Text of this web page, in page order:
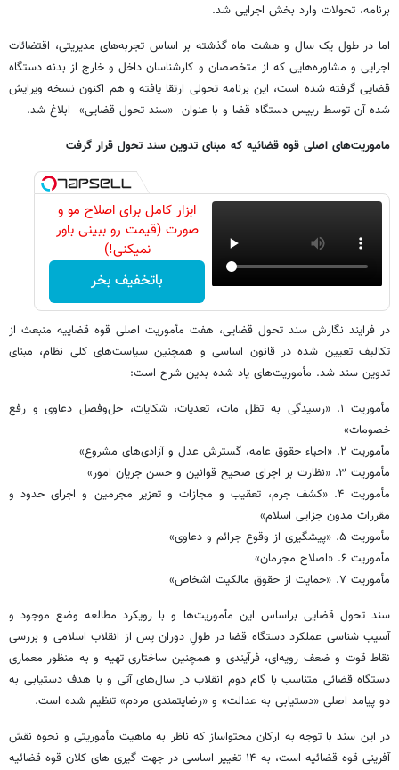
برنامه، تحولات وارد بخش اجرایی شد.
اما در طول یک سال و هشت ماه گذشته بر اساس تجربه‌های مدیریتی، اقتضائات
اجرایی و مشاوره‌هایی که از متخصصان و کارشناسان داخل و خارج از بدنه دستگاه
قضایی گرفته شده است، این برنامه‌ تحولی ارتقا یافته و هم اکنون نسخه ویرایش
شده‌ آن توسط رییس دستگاه قضا و با عنوان «سند تحول قضایی» ابلاغ شد.
ماموریت‌های اصلی قوه قضائیه که مبنای تدوین سند تحول قرار گرفت
ابزار کامل برای اصلاح مو و
صورت (قیمت رو ببینی باور
نمیکنی!)
باتخفیف بخر
در فرایند نگارش سند تحول قضایی، هفت مأموریت اصلی قوه قضاییه منبعث از
تکالیف تعیین شده در قانون اساسی و همچنین سیاست‌های کلی نظام، مبنای
تدوین سند شد. مأموریت‌های یاد شده بدین شرح است:
مأموریت ۱. «رسیدگی به تظل مات، تعدیات، شکایات، حل‌وفصل دعاوی و رفع
خصومات»
مأموریت ۲. «احیاء حقوق عامه، گسترش عدل و آزادی‌های مشروع»
مأموریت ۳. «نظارت بر اجرای صحیح قوانین و حسن جریان امور»
مأموریت ۴. «کشف جرم، تعقیب و مجازات و تعزیر مجرمین و اجرای حدود و
مقررات مدون جزایی اسلام»
مأموریت ۵. «پیشگیری از وقوع جرائم و دعاوی»
مأموریت ۶. «اصلاح مجرمان»
مأموریت ۷. «حمایت از حقوق مالکیت اشخاص»
سند تحول قضایی براساس این مأموریت‌ها و با رویکرد مطالعه وضع موجود و
آسیب شناسی عملکرد دستگاه قضا در طولِ دوران پس از انقلاب اسلامی و بررسی
نقاط قوت و ضعف رویه‌ای، فرآیندی و همچنین ساختاری تهیه و به منظور معماری
دستگاه قضائی متناسب با گام دوم انقلاب در سال‌های آتی و با هدف دستیابی به
دو پیامد اصلی «دستیابی به عدالت» و «رضایتمندی مردم» تنظیم شده است.
در این سند با توجه به ارکان محتواساز که ناظر به ماهیت مأموریتی و نحوه نقش
آفرینی قوه قضائیه است، به ۱۴ تغییر اساسی در جهت گیری های کلان قوه قضائیه